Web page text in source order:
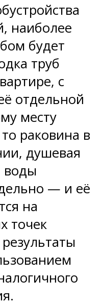
наиболее
будет
труб
с
отдельной
месту
раковина в
душевая
воды
— и её
на
точек